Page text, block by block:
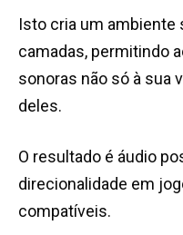
Isto cria um
camadas, permitindo
sonoras não só à sua
deles.
O resultado é áudio
direcionalidade em
compatíveis.